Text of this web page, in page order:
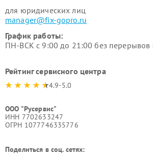
для юридических лиц
manager@fix-gopro.ru
График работы:
ПН-ВСК с 9:00 до 21:00 без
Рейтинг сервисного центра
4.9-5.0
ООО "Русервис"
ИНН 7702633247
ОГРН 1077746335776
Поделиться в соц. сетях: